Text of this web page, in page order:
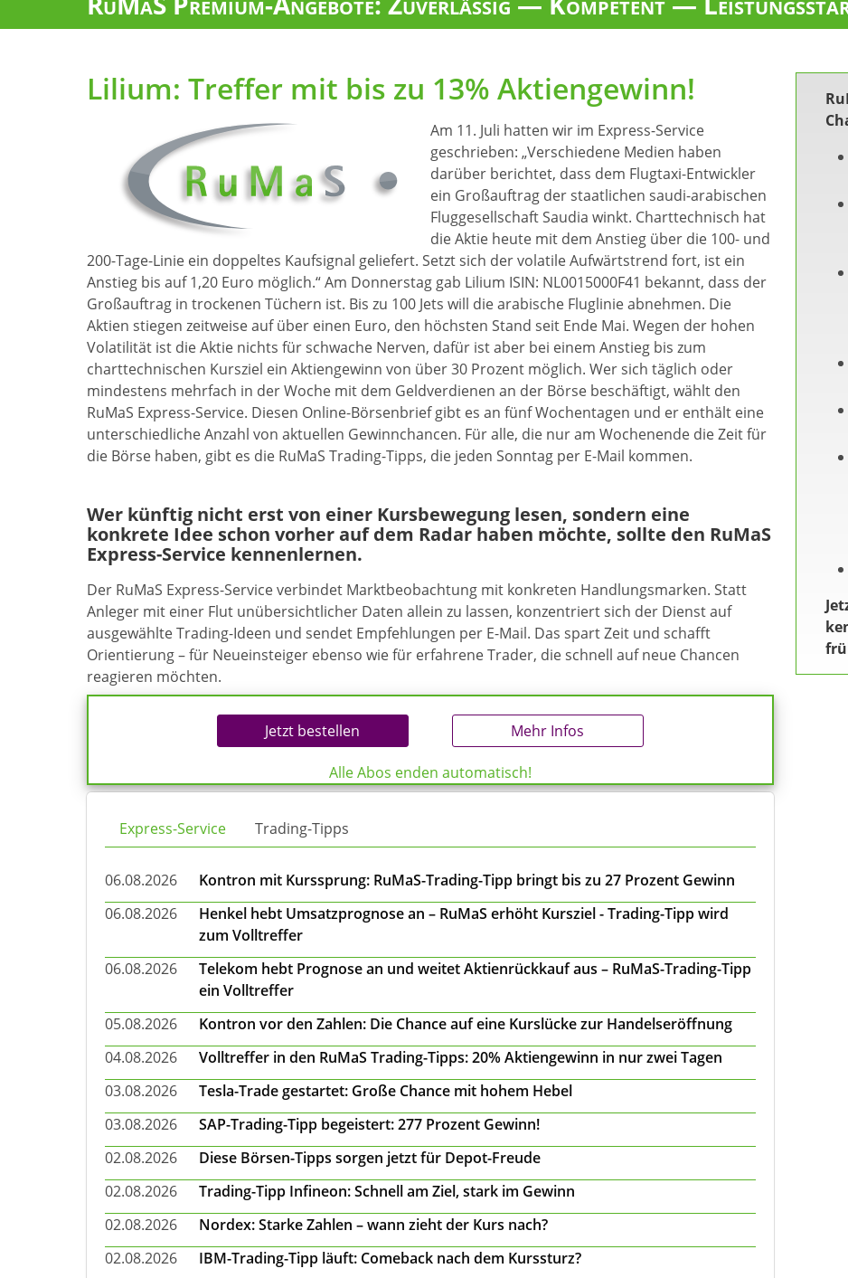
Lilium: Treffer mit bis zu 13% Aktiengewinn!
Am 11. Juli hatten wir im Express-Service
geschrieben: „Verschiedene Medien haben
darüber berichtet, dass dem Flugtaxi-Entwickler
ein Großauftrag der staatlichen saudi-arabischen
Fluggesellschaft Saudia winkt. Charttechnisch hat
die Aktie heute mit dem Anstieg über die 100- und
200-Tage-Linie ein doppeltes Kaufsignal geliefert. Setzt sich der volatile Aufwärtstrend fort, ist ein
Anstieg bis auf 1,20 Euro möglich.“ Am Donnerstag gab Lilium ISIN: NL0015000F41 bekannt, dass der
Großauftrag in trockenen Tüchern ist. Bis zu 100 Jets will die arabische Fluglinie abnehmen. Die
Aktien stiegen zeitweise auf über einen Euro, den höchsten Stand seit Ende Mai. Wegen der hohen
Volatilität ist die Aktie nichts für schwache Nerven, dafür ist aber bei einem Anstieg bis zum
charttechnischen Kursziel ein Aktiengewinn von über 30 Prozent möglich. Wer sich täglich oder
mindestens mehrfach in der Woche mit dem Geldverdienen an der Börse beschäftigt, wählt den
RuMaS Express-Service. Diesen Online-Börsenbrief gibt es an fünf Wochentagen und er enthält eine
unterschiedliche Anzahl von aktuellen Gewinnchancen. Für alle, die nur am Wochenende die Zeit für
die Börse haben, gibt es die RuMaS Trading-Tipps, die jeden Sonntag per E-Mail kommen.
Wer künftig nicht erst von einer Kursbewegung lesen, sondern eine
konkrete Idee schon vorher auf dem Radar haben möchte, sollte den RuMaS
Express-Service kennenlernen.
Der RuMaS Express-Service verbindet Marktbeobachtung mit konkreten Handlungsmarken. Statt
Anleger mit einer Flut unübersichtlicher Daten allein zu lassen, konzentriert sich der Dienst auf
ausgewählte Trading-Ideen und sendet Empfehlungen per E-Mail. Das spart Zeit und schafft
Orientierung – für Neueinsteiger ebenso wie für erfahrene Trader, die schnell auf neue Chancen
reagieren möchten.
Jetzt bestellen Mehr Infos
Alle Abos enden automatisch!
Express-Service Trading-Tipps
06.08.2026
Kontron mit Kurssprung: RuMaS-Trading-Tipp bringt bis zu 27 Prozent Gewinn
06.08.2026
Henkel hebt Umsatzprognose an – RuMaS erhöht Kursziel - Trading-Tipp wird
zum Volltreffer
06.08.2026
Telekom hebt Prognose an und weitet Aktienrückkauf aus – RuMaS-Trading-Tipp
ein Volltreffer
05.08.2026
Kontron vor den Zahlen: Die Chance auf eine Kurslücke zur Handelseröffnung
04.08.2026
Volltreffer in den RuMaS Trading-Tipps: 20% Aktiengewinn in nur zwei Tagen
03.08.2026
Tesla-Trade gestartet: Große Chance mit hohem Hebel
03.08.2026
SAP-Trading-Tipp begeistert: 277 Prozent Gewinn!
02.08.2026
Diese Börsen-Tipps sorgen jetzt für Depot-Freude
02.08.2026
Trading-Tipp Infineon: Schnell am Ziel, stark im Gewinn
02.08.2026
Nordex: Starke Zahlen – wann zieht der Kurs nach?
02.08.2026
IBM-Trading-Tipp läuft: Comeback nach dem Kurssturz?